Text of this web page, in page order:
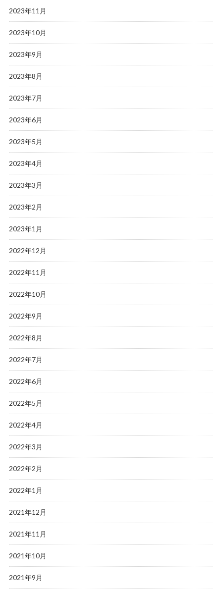
2023年11月
2023年10月
2023年9月
2023年8月
2023年7月
2023年6月
2023年5月
2023年4月
2023年3月
2023年2月
2023年1月
2022年12月
2022年11月
2022年10月
2022年9月
2022年8月
2022年7月
2022年6月
2022年5月
2022年4月
2022年3月
2022年2月
2022年1月
2021年12月
2021年11月
2021年10月
2021年9月